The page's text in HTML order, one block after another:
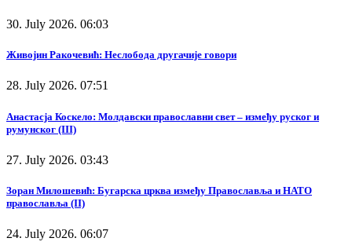
30. July 2026. 06:03
Живојин Ракочевић: Неслобода другачије говори
28. July 2026. 07:51
Анастасја Коскело: Молдавски православни свет – између руског и
румунског (III)
27. July 2026. 03:43
Зоран Милошевић: Бугарска црква између Православља и НАТО
православља (II)
24. July 2026. 06:07